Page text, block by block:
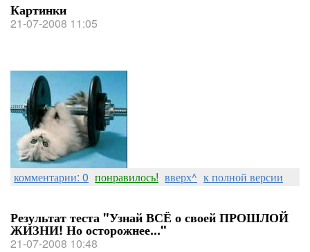
Картинки
21-07-2008 11:05
комментарии: 0 понравилось! вверх^ к полной версии
Результат теста "Узнай ВСЁ о своей ПРОШЛОЙ
ЖИЗНИ! Но осторожнее..."
21-07-2008 10:48